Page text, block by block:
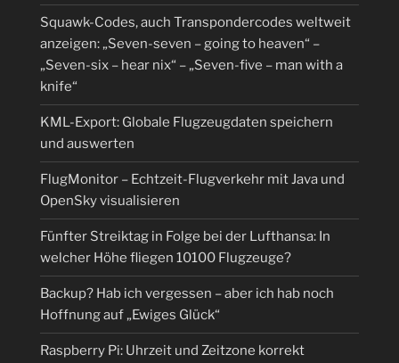
Squawk-Codes, auch Transpondercodes weltweit
anzeigen: „Seven-seven – going to heaven“ –
„Seven-six – hear nix“ – „Seven-five – man with a
knife“
KML-Export: Globale Flugzeugdaten speichern
und auswerten
FlugMonitor – Echtzeit-Flugverkehr mit Java und
OpenSky visualisieren
Fünfter Streiktag in Folge bei der Lufthansa: In
welcher Höhe fliegen 10100 Flugzeuge?
Backup? Hab ich vergessen – aber ich hab noch
Hoffnung auf „Ewiges Glück“
Raspberry Pi: Uhrzeit und Zeitzone korrekt